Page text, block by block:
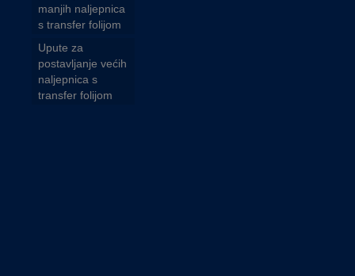
manjih naljepnica
s transfer folijom
Upute za
postavljanje većih
naljepnica s
transfer folijom